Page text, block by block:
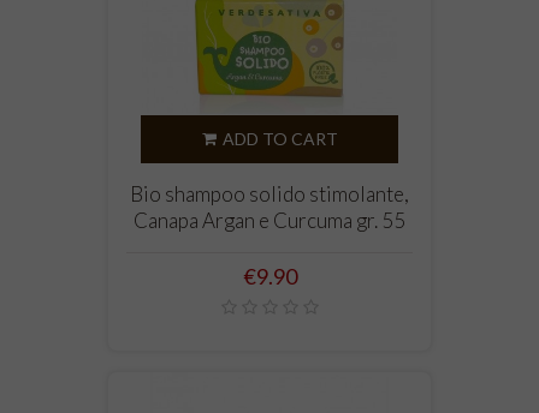
ADD TO CART
Bio shampoo solido stimolante,
Canapa Argan e Curcuma gr. 55
Price
€9.90